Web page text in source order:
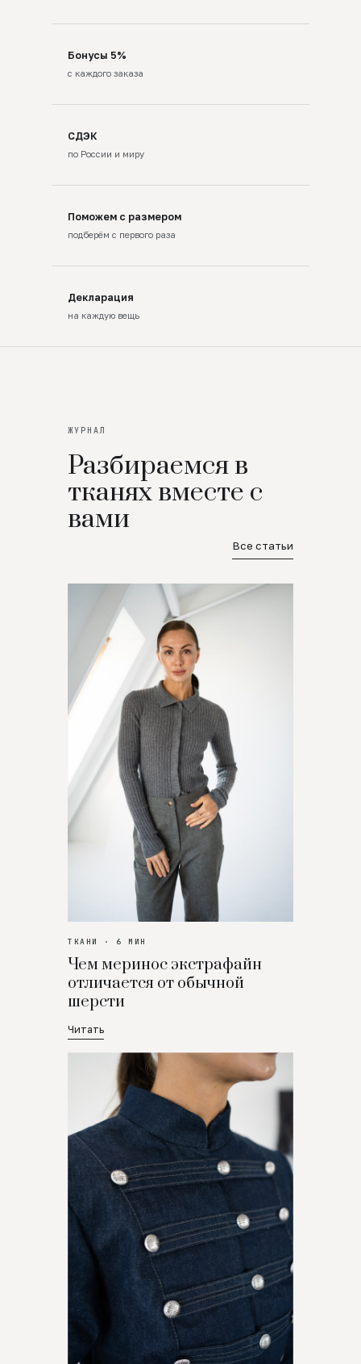
Бонусы 5%
с каждого заказа
СДЭК
по России и миру
Поможем с размером
подберём с первого раза
Декларация
на каждую вещь
ЖУРНАЛ
Разбираемся в
тканях вместе с
вами
Все статьи
ТКАНИ · 6 МИН
Чем меринос экстрафайн
отличается от обычной
шерсти
Читать